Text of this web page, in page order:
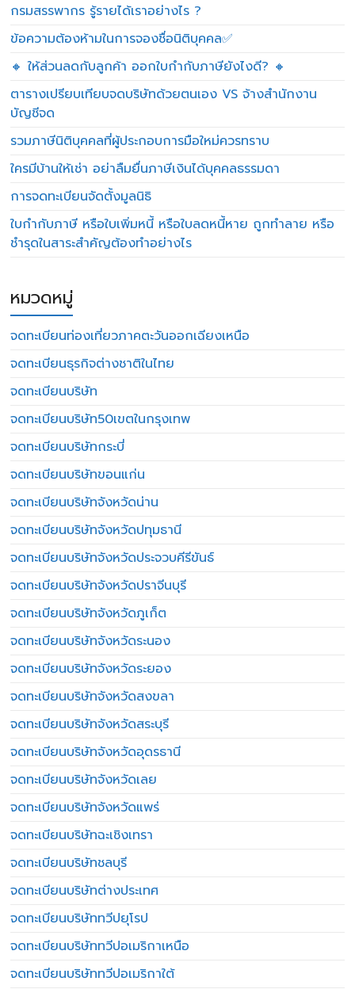
กรมสรรพากร รู้รายได้เราอย่างไร ?
ข้อความต้องห้ามในการจองชื่อนิติบุคคล✅
🔸 ให้ส่วนลดกับลูกค้า ออกใบกำกับภาษียังไงดี? 🔸
ตารางเปรียบเทียบจดบริษัทด้วยตนเอง VS จ้างสำนักงาน
บัญชีจด
รวมภาษีนิติบุคคลที่ผู้ประกอบการมือใหม่ควรทราบ
ใครมีบ้านให้เช่า อย่าลืมยื่นภาษีเงินได้บุคคลธรรมดา
การจดทะเบียนจัดตั้งมูลนิธิ
ใบกำกับภาษี หรือใบเพิ่มหนี้ หรือใบลดหนี้หาย ถูกทำลาย หรือ
ชำรุดในสาระสำคัญต้องทำอย่างไร
หมวดหมู่
จดทะเบียนท่องเที่ยวภาคตะวันออกเฉียงเหนือ
จดทะเบียนธุรกิจต่างชาติในไทย
จดทะเบียนบริษัท
จดทะเบียนบริษัท50เขตในกรุงเทพ
จดทะเบียนบริษัทกระบี่
จดทะเบียนบริษัทขอนแก่น
จดทะเบียนบริษัทจังหวัดน่าน
จดทะเบียนบริษัทจังหวัดปทุมธานี
จดทะเบียนบริษัทจังหวัดประจวบคีรีขันธ์
จดทะเบียนบริษัทจังหวัดปราจีนบุรี
จดทะเบียนบริษัทจังหวัดภูเก็ต
จดทะเบียนบริษัทจังหวัดระนอง
จดทะเบียนบริษัทจังหวัดระยอง
จดทะเบียนบริษัทจังหวัดสงขลา
จดทะเบียนบริษัทจังหวัดสระบุรี
จดทะเบียนบริษัทจังหวัดอุดรธานี
จดทะเบียนบริษัทจังหวัดเลย
จดทะเบียนบริษัทจังหวัดแพร่
จดทะเบียนบริษัทฉะเชิงเทรา
จดทะเบียนบริษัทชลบุรี
จดทะเบียนบริษัทต่างประเทศ
จดทะเบียนบริษัททวีปยุโรป
จดทะเบียนบริษัททวีปอเมริกาเหนือ
จดทะเบียนบริษัททวีปอเมริกาใต้